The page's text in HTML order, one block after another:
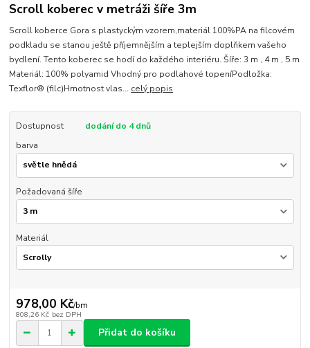
Scroll koberec v metráži šíře 3m
Scroll koberce Gora s plastyckým vzorem,materiál 100%PA na filcovém
podkladu se stanou ještě příjemnějším a teplejším doplňkem vašeho
bydlení. Tento koberec se hodí do každého interiéru. Šíře: 3 m , 4 m , 5 m
Materiál: 100% polyamid Vhodný pro podlahové topeníPodložka:
Texflor® (filc)Hmotnost vlas... celý popis
Dostupnost
dodání do 4 dnů
barva
Požadovaná šíře
Materiál
978,00 Kč/bm
808,26 Kč bez DPH
Přidat do košíku